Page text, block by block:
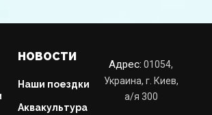
НОВОСТИ
Наши поездки
Аквакультура
Адрес: 01054,
Украина, г. Киев,
a/я 300